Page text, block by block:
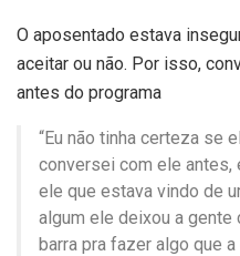
O aposentado estava
aceitar ou não. Por isso,
antes do programa
“Eu não tinha certeza se
conversei com ele
ele que estava vindo de
algum ele deixou a gente
barra pra fazer algo que